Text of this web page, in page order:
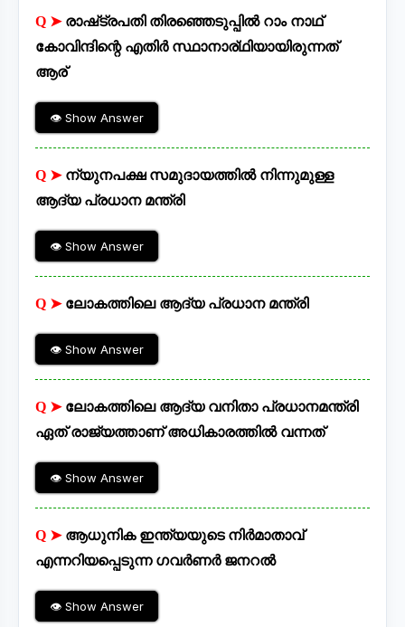
Q ➤ രാഷ്‌ട്രപതി തിരഞ്ഞെടുപ്പിൽ റാം നാഥ്
കോവിന്ദിന്റെ എതിർ സ്ഥാനാര്ഥിയായിരുന്നത്
ആര്
👁 Show Answer
Q ➤ ന്യുനപക്ഷ സമുദായത്തിൽ നിന്നുമുള്ള
ആദ്യ പ്രധാന മന്ത്രി
👁 Show Answer
Q ➤ ലോകത്തിലെ ആദ്യ പ്രധാന മന്ത്രി
👁 Show Answer
Q ➤ ലോകത്തിലെ ആദ്യ വനിതാ പ്രധാനമന്ത്രി
ഏത് രാജ്യത്താണ് അധികാരത്തിൽ വന്നത്
👁 Show Answer
Q ➤ ആധുനിക ഇന്ത്യയുടെ നിർമാതാവ്
എന്നറിയപ്പെടുന്ന ഗവർണർ ജനറൽ
👁 Show Answer